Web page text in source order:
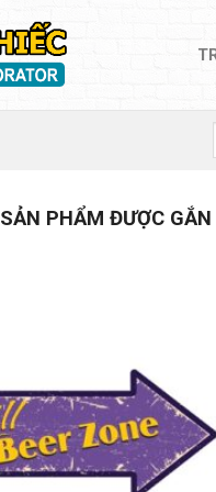
SẢN PHẨM ĐƯỢC GẮN